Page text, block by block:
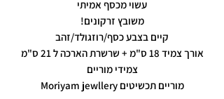
עשוי מכסף אמיתי
משובץ זרקונים!
קיים בצבע כסף/רוזגולד/זהב
אורך צמיד 18 ס"מ + שרשרת הארכה ל 21 ס"מ
צמידי מוריים
מוריים תכשיטים Moriyam jewllery